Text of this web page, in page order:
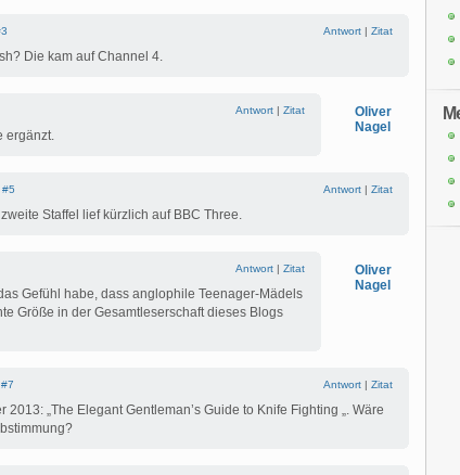
Antwort | Zitat
Die kam auf Channel 4.
Oliver
Nagel
Antwort | Zitat
ergänzt.
#5 Antwort | Zitat
Staffel lief kürzlich auf BBC Three.
Oliver
Nagel
Antwort | Zitat
Gefühl habe, dass anglophile Teenager-Mädels
Größe in der Gesamtleserschaft dieses Blogs
#7 Antwort | Zitat
2013: „The Elegant Gentleman’s Guide to Knife Fighting „. Wäre